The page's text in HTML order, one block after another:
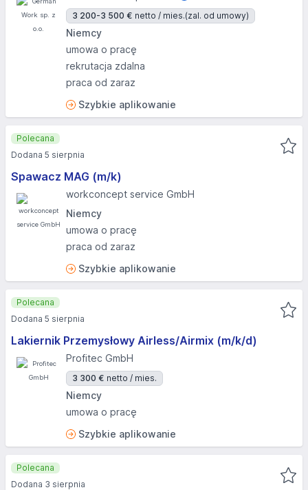
3 200-3 500 € netto / mies.(zal. od umowy)
Niemcy
umowa o pracę
rekrutacja zdalna
praca od zaraz
Szybkie aplikowanie
Spawacz MAG (m/k)
workconcept service GmbH
Niemcy
umowa o pracę
praca od zaraz
Szybkie aplikowanie
Polecana
Dodana 5 sierpnia
Lakiernik Przemysłowy Airless/Airmix (m/k/d)
Profitec GmbH
3 300 € netto / mies.
Niemcy
umowa o pracę
Szybkie aplikowanie
Polecana
Dodana 5 sierpnia
Polecana
Dodana 3 sierpnia